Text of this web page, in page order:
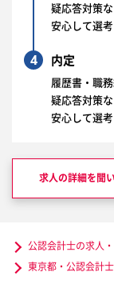
疑応答対策
安心して選
4 内定
履歴書・職
疑応答対策
安心して選
求人の詳細を聞
公認会計士の求人
東京都・公認会計